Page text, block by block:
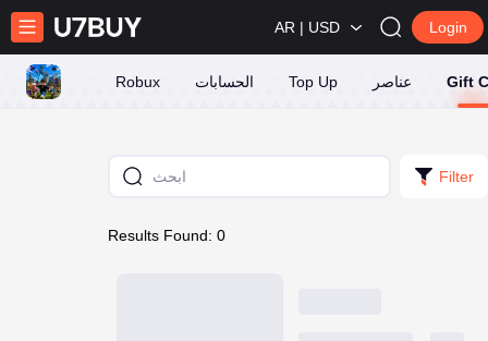
AR | USD Login
Robux الحسابات Top Up عناصر Gift
Filter
Results Found: 0